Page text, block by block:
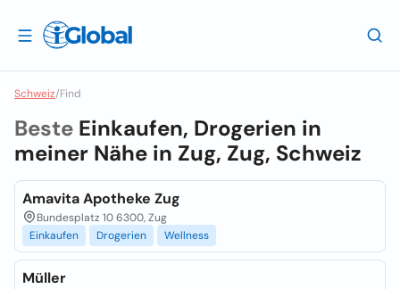
Schweiz/Find
Beste Einkaufen, Drogerien in
meiner Nähe in Zug, Zug, Schweiz
Amavita Apotheke Zug
Bundesplatz 10 6300, Zug
Einkaufen
Drogerien Wellness
Müller